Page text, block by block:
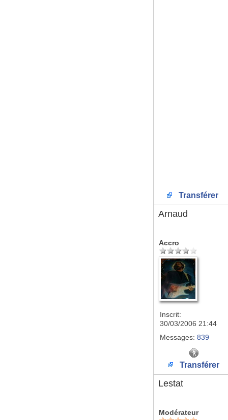
Transférer
Arnaud
Accro
Inscrit:
30/03/2006 21:44
Messages: 839
Transférer
Lestat
Modérateur